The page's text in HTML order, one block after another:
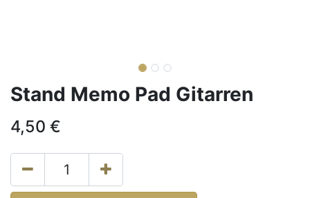
Stand Memo Pad Gitarren
4,50 €